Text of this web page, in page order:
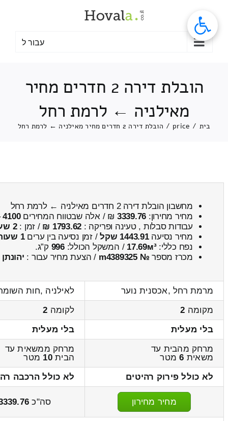
עבור ל
הובלת דירה 2 חדרים מחיר
מאילניה ← לרמת רחל
בית /
price
/ הובלת דירה 2 חדרים מחיר מאילניה ← לרמת רחל
מחשבון הובלת דירה 2 חדרים מאילניה ← לרמת רחל
מחיר מחירון: 3339.76 ₪ / אלה שבטווח המחירים4100
עבודות סבלות , טעינה ופריקה : 1793.62 ₪ / זמן :2 שעות 36 דקות
מחיר נסיעה1443.91 שקל / זמן נסיעה בין ערים1 שעות , 58 דקות
נפח כללי:17.69м³ / המשקל הכולל:996 ק”ג.
מכרז מספר № m4389325 / הצעת מחיר עבור : יהונתן
מרמת רחל ,אכסנית נוער
לאילניה ,חות
מקומה 2 לקומה 2
בלי מעלית
בלי מעלית
מרחק מהבית עד
משאית 6מטר
מרחק ממשאית עד
הבית10 מטר
לא כולל פירוק רהיטים
לא כולל הרכבה
מחיר מחירון סה"כ